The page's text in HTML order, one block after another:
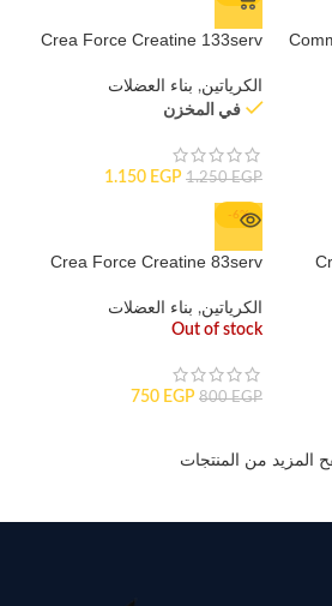
Crea Force Creatine 133serv
الكرياتين, بناء العضلات
في المخزن
1.250EGP
1.150 EGP
-6%
Crea Force Creatine 83serv
الكرياتين, بناء العضلات
Out of stock
800EGP
750 EGP
المزيد من المنتجات